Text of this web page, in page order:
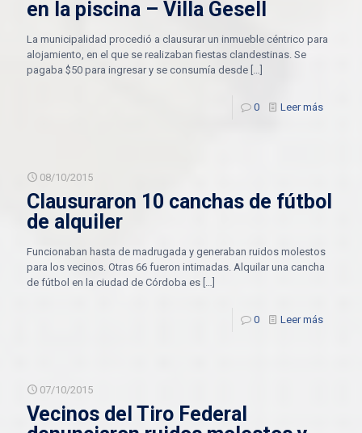
en la piscina – Villa Gesell
La municipalidad procedió a clausurar un inmueble céntrico para
alojamiento, en el que se realizaban fiestas clandestinas. Se
pagaba $50 para ingresar y se consumía desde […]
0 Leer más
08/10/2015
Clausuraron 10 canchas de fútbol
de alquiler
Funcionaban hasta de madrugada y generaban ruidos molestos
para los vecinos. Otras 66 fueron intimadas. Alquilar una cancha
de fútbol en la ciudad de Córdoba es […]
0 Leer más
07/10/2015
Vecinos del Tiro Federal